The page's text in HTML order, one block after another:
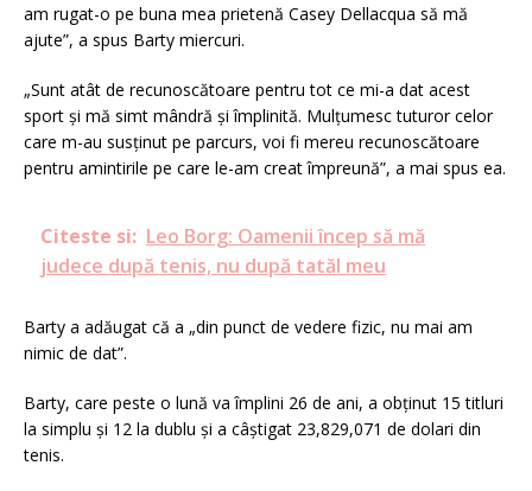
am rugat-o pe buna mea prietenă Casey Dellacqua să mă
ajute”, a spus Barty miercuri.
„Sunt atât de recunoscătoare pentru tot ce mi-a dat acest
sport şi mă simt mândră şi împlinită. Mulţumesc tuturor celor
care m-au susţinut pe parcurs, voi fi mereu recunoscătoare
pentru amintirile pe care le-am creat împreună”, a mai spus ea.
Citeste si: Leo Borg: Oamenii încep să mă
judece după tenis, nu după tatăl meu
Barty a adăugat că a „din punct de vedere fizic, nu mai am
nimic de dat”.
Barty, care peste o lună va împlini 26 de ani, a obţinut 15 titluri
la simplu şi 12 la dublu şi a câştigat 23,829,071 de dolari din
tenis.